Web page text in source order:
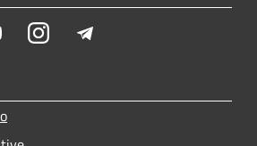
YoutubeInstagram